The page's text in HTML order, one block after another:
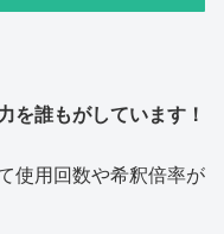
を誰もがしています！
使用回数や希釈倍率が